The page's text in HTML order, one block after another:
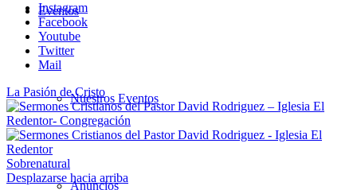
Eventos
Nuestros Eventos
Anuncios
Instagram
Facebook
Youtube
Twitter
Mail
La Pasión de Cristo
Sobrenatural
Desplazarse hacia arriba